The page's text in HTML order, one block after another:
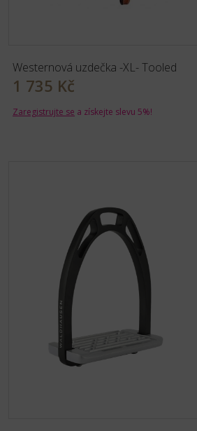
Westernová uzdečka -XL- Tooled
1 735 Kč
Zaregistrujte se a získejte slevu 5%!